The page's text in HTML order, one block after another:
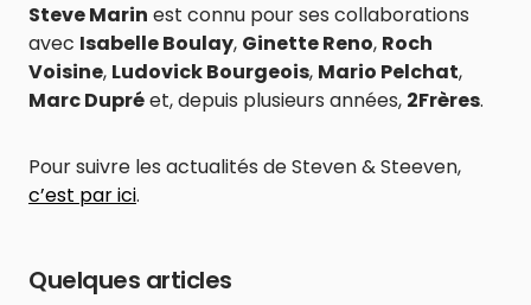
Steve Marin est connu pour ses collaborations
avec Isabelle Boulay, Ginette Reno, Roch
Voisine, Ludovick Bourgeois, Mario Pelchat,
Marc Dupréet, depuis plusieurs années, 2Frères.
Pour suivre les actualités de Steven & Steeven,
c’est par ici.
Quelques articles